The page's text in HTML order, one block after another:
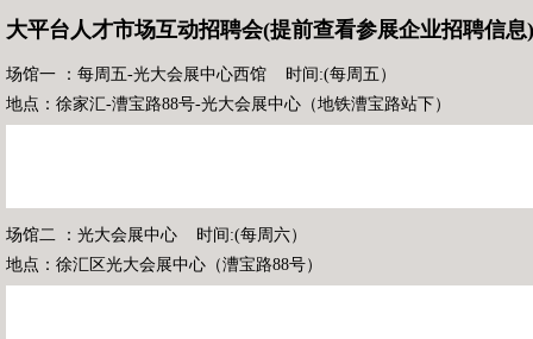
大平台人才市场互动招聘会(提前查看参展企业招聘信息)
场馆一 ：每周五-光大会展中心西馆 时间:(每周五）
地点：徐家汇-漕宝路88号-光大会展中心（地铁漕宝路站下）
场馆二 ：光大会展中心 时间:(每周六）
地点：徐汇区光大会展中心（漕宝路88号）